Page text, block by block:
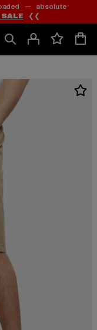
— absolute
❮❮